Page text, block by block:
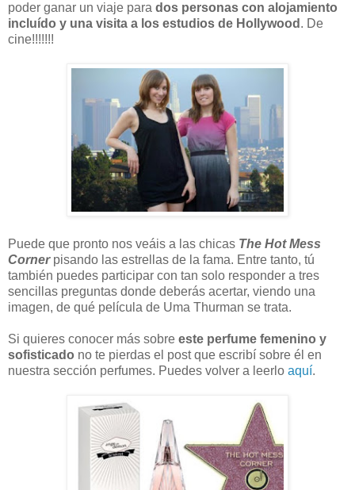
poder ganar un viaje para dos personas con alojamiento
incluído y una visita a los estudios de Hollywood . De
cine!!!!!!!
Puede que pronto nos veáis a las chicas The Hot Mess
Cornerpisando las estrellas de la fama. Entre tanto, tú
también puedes participar con tan solo responder a tres
sencillas preguntas donde deberás acertar, viendo una
imagen, de qué película de Uma Thurman se trata.
Si quieres conocer más sobre este perfume femenino y
sofisticado no te pierdas el post que escribí sobre él en
nuestra sección perfumes. Puedes volver a leerlo aquí.